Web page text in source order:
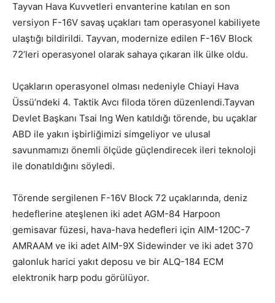
Tayvan Hava Kuvvetleri envanterine katılan en son
versiyon F-16V savaş uçakları tam operasyonel kabiliyete
ulaştığı bildirildi. Tayvan, modernize edilen F-16V Block
72’leri operasyonel olarak sahaya çıkaran ilk ülke oldu.
Uçakların operasyonel olması nedeniyle Chiayi Hava
Üssü’ndeki 4. Taktik Avcı filoda tören düzenlendi.Tayvan
Devlet Başkanı Tsai Ing Wen katıldığı törende, bu uçaklar
ABD ile yakın işbirliğimizi simgeliyor ve ulusal
savunmamızı önemli ölçüde güçlendirecek ileri teknoloji
ile donatıldığını söyledi.
Törende sergilenen F-16V Block 72 uçaklarında, deniz
hedeflerine ateşlenen iki adet AGM-84 Harpoon
gemisavar füzesi, hava-hava hedefleri için AIM-120C-7
AMRAAM ve iki adet AIM-9X Sidewinder ve iki adet 370
galonluk harici yakıt deposu ve bir ALQ-184 ECM
elektronik harp podu görülüyor.